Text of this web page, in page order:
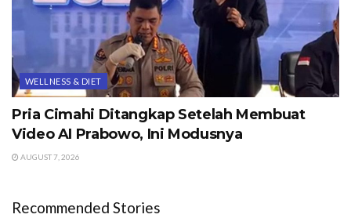
WELLNESS & DIET
Pria Cimahi Ditangkap Setelah Membuat
Video AI Prabowo, Ini Modusnya
AUGUST 7, 2026
Recommended Stories